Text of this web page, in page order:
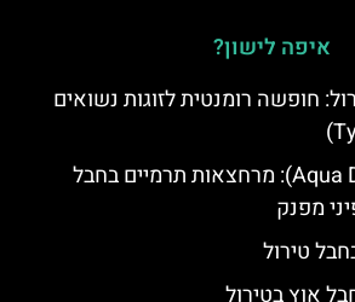
איפה לישון?
חופשה רומנטית לזוגות נשואים
אקווה דום (Aqua Dome): מרחצאות תרמיים בחבל
מפנק